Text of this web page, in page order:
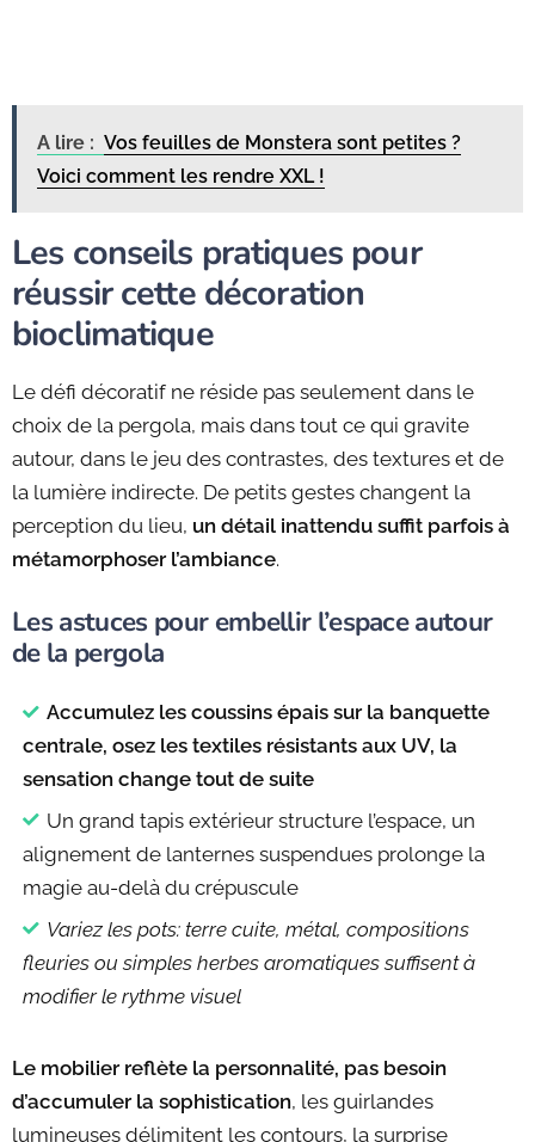
A lire : Vos feuilles de Monstera sont petites ?
Voici comment les rendre XXL !
Les conseils pratiques pour
réussir cette décoration
bioclimatique
Le défi décoratif ne réside pas seulement dans le
choix de la pergola, mais dans tout ce qui gravite
autour, dans le jeu des contrastes, des textures et de
la lumière indirecte. De petits gestes changent la
perception du lieu, un détail inattendu suffit parfois à
métamorphoser l’ambiance.
Les astuces pour embellir l’espace autour
de la pergola
Accumulez les coussins épais sur la banquette
centrale, osez les textiles résistants aux UV, la
sensation change tout de suite
Un grand tapis extérieur structure l’espace, un
alignement de lanternes suspendues prolonge la
magie au-delà du crépuscule
Variez les pots: terre cuite, métal, compositions
fleuries ou simples herbes aromatiques suffisent à
modifier le rythme visuel
Le mobilier reflète la personnalité, pas besoin
d’accumuler la sophistication, les guirlandes
lumineuses délimitent les contours, la surprise